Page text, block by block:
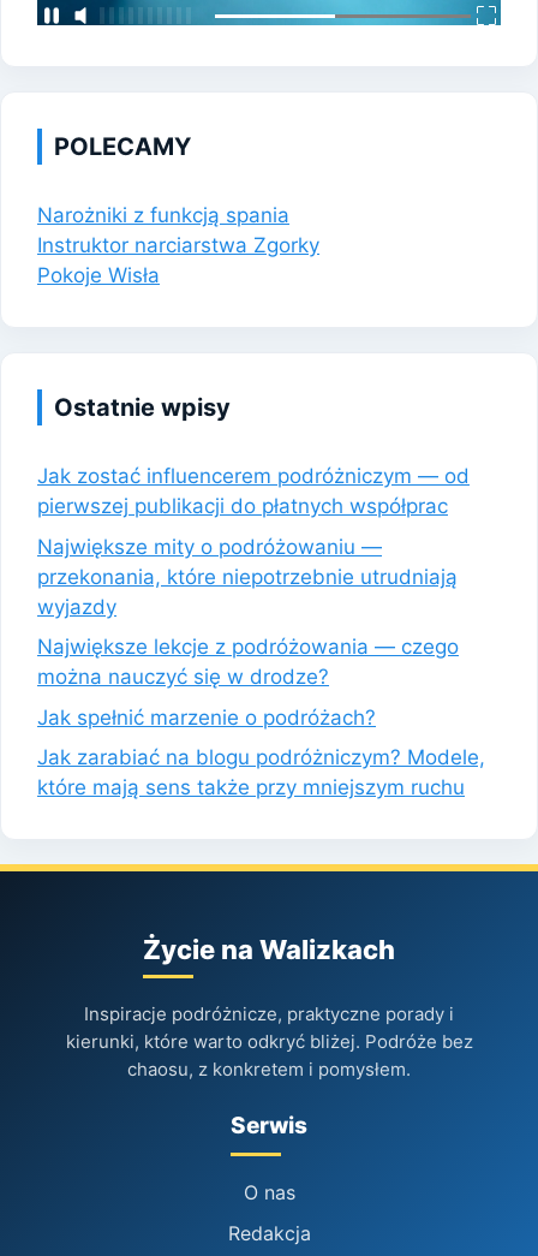
POLECAMY
Narożniki z funkcją spania
Instruktor narciarstwa Zgorky
Pokoje Wisła
Ostatnie wpisy
Jak zostać influencerem podróżniczym — od
pierwszej publikacji do płatnych współprac
Największe mity o podróżowaniu —
przekonania, które niepotrzebnie utrudniają
wyjazdy
Największe lekcje z podróżowania — czego
można nauczyć się w drodze?
Jak spełnić marzenie o podróżach?
Jak zarabiać na blogu podróżniczym? Modele,
które mają sens także przy mniejszym ruchu
Życie na Walizkach
Inspiracje podróżnicze, praktyczne porady i
kierunki, które warto odkryć bliżej. Podróże bez
chaosu, z konkretem i pomysłem.
Serwis
O nas
Redakcja